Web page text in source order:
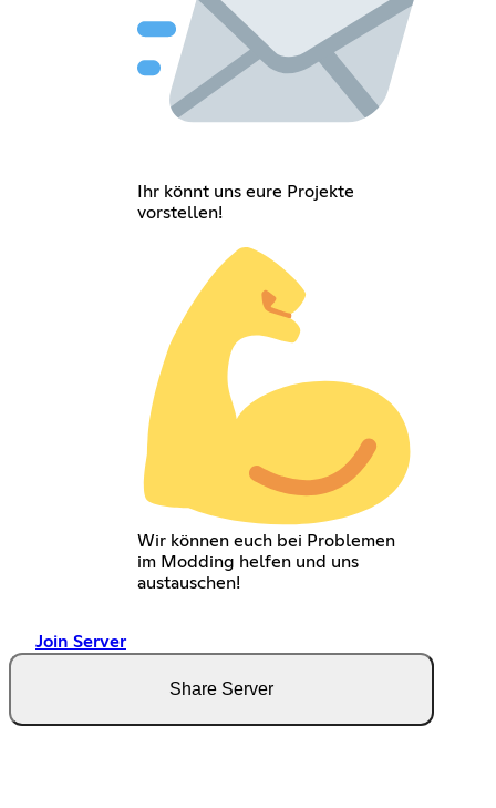
Ihr könnt uns eure Projekte
vorstellen!
Wir können euch bei Problemen
im Modding helfen und uns
austauschen!
Join Server
Share Server